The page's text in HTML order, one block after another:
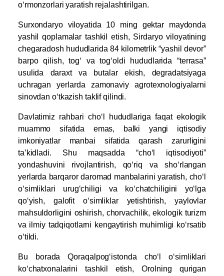
o‘rmonzorlari yaratish rejalashtirilgan.
Surxondaryo viloyatida 10 ming gektar maydonda
yashil qoplamalar tashkil etish, Sirdaryo viloyatining
chegaradosh hududlarida 84 kilometrlik “yashil devor”
barpo qilish, tog‘ va tog‘oldi hududlarida “terrasa”
usulida daraxt va butalar ekish, degradatsiyaga
uchragan yerlarda zamonaviy agrotexnologiyalarni
sinovdan o‘tkazish taklif qilindi.
Davlatimiz rahbari cho‘l hududlariga faqat ekologik
muammo sifatida emas, balki yangi iqtisodiy
imkoniyatlar manbai sifatida qarash zarurligini
ta’kidladi. Shu maqsadda “cho‘l iqtisodiyoti”
yondashuvini rivojlantirish, qo‘riq va sho‘rlangan
yerlarda barqaror daromad manbalarini yaratish, cho‘l
o‘simliklari urug‘chiligi va ko‘chatchiligini yo‘lga
qo‘yish, galofit o‘simliklar yetishtirish, yaylovlar
mahsuldorligini oshirish, chorvachilik, ekologik turizm
va ilmiy tadqiqotlarni kengaytirish muhimligi ko‘rsatib
o‘tildi.
Bu borada Qoraqalpog‘istonda cho‘l o‘simliklari
ko‘chatxonalarini tashkil etish, Orolning qurigan